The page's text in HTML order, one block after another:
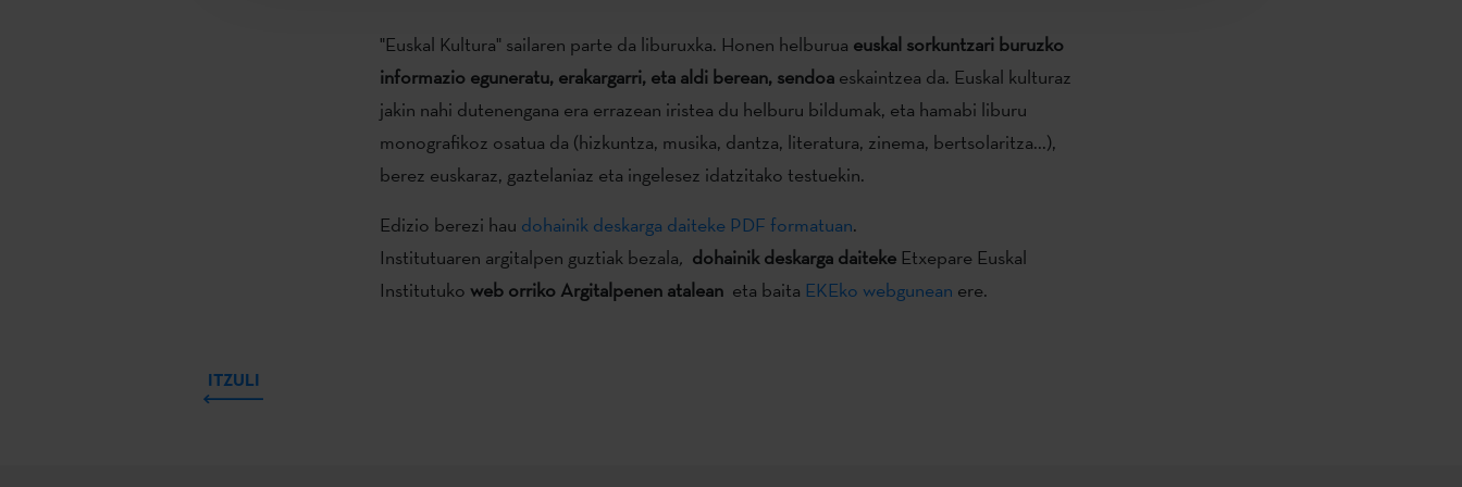
"Euskal Kultura" sailaren parte da liburuxka. Honen helburua euskal sorkuntzari buruzko
informazio eguneratu, erakargarri, eta aldi berean, sendoa eskaintzea da. Euskal kulturaz
jakin nahi dutenengana era errazean iristea du helburu bildumak, eta hamabi liburu
monografikoz osatua da (hizkuntza, musika, dantza, literatura, zinema, bertsolaritza...),
berez euskaraz, gaztelaniaz eta ingelesez idatzitako testuekin.
Edizio berezi hau dohainik deskarga daiteke PDF formatuan.
Institutuaren argitalpen guztiak bezala, dohainik deskarga daitekeEtxepare Euskal
Institutuko web orriko Argitalpenen ataleaneta baita EKEko webgunean ere.
ITZULI